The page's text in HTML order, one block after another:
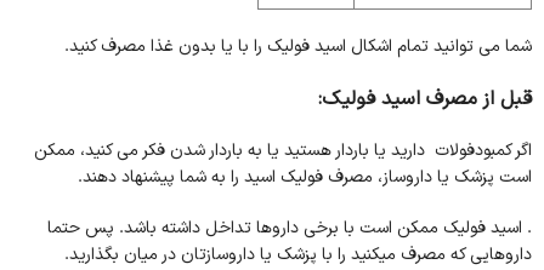
شما می توانید تمام اشکال اسید فولیک را با یا بدون غذا مصرف کنید.
قبل از مصرف اسید فولیک:
اگر کمبودفولات دارید یا باردار هستید یا به باردار شدن فکر می کنید، ممکن
است پزشک یا داروساز، مصرف فولیک اسید را به شما پیشنهاد دهند.
. اسید فولیک ممکن است با برخی داروها تداخل داشته باشد. پس حتما
داروهایی که مصرف میکنید را با پزشک یا داروسازتان در میان بگذارید.